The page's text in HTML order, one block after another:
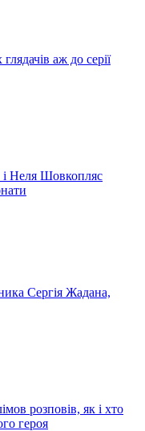
аж до серії
Неля Шовкопляс
Сергія Жадана,
розповів, як і хто
героя